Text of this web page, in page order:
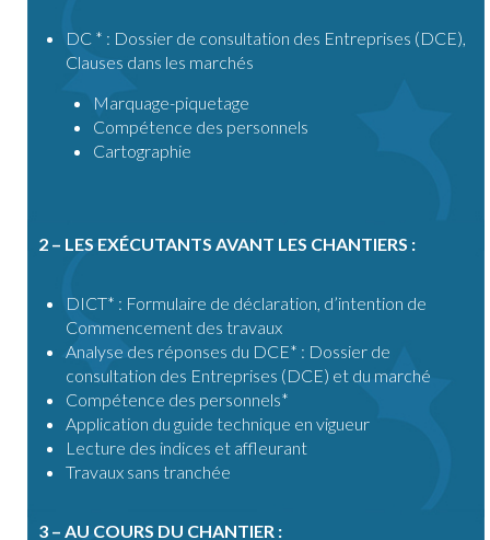
DC * : Dossier de consultation des Entreprises (DCE),
Clauses dans les marchés
Marquage-piquetage
Compétence des personnels
Cartographie
2 – LES EXÉCUTANTS AVANT LES CHANTIERS :
DICT* : Formulaire de déclaration, d’intention de
Commencement des travaux
Analyse des réponses du DCE* : Dossier de
consultation des Entreprises (DCE) et du marché
Compétence des personnels*
Application du guide technique en vigueur
Lecture des indices et affleurant
Travaux sans tranchée
3 – AU COURS DU CHANTIER :